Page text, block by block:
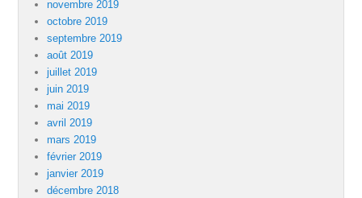
novembre 2019
octobre 2019
septembre 2019
août 2019
juillet 2019
juin 2019
mai 2019
avril 2019
mars 2019
février 2019
janvier 2019
décembre 2018